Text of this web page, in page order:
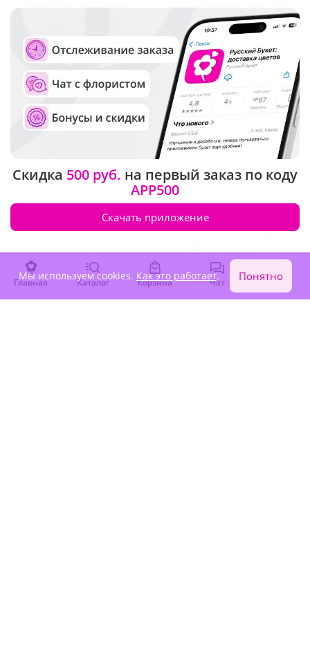
5(382)
2 350 ₽
4.9(2901)
Букет "Полевые цветы"
5 140 ₽
Главная Каталог Корзина Чат Войти
Скидка 500 руб. на первый заказ по коду
APP500
Скачать приложение
Мы используем cookies. Как это работает. Понятно